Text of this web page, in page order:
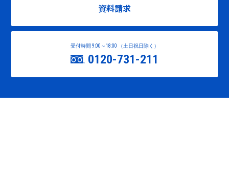
資料請求
受付時間 9:00～18:00 （土日祝日除く）
0120-731-211